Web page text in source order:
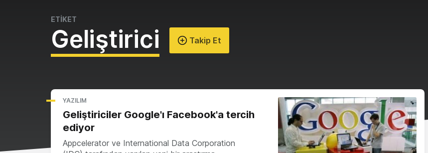
ETİKET
Geliştirici Takip Et
YAZILIM
Geliştiriciler Google'ı Facebook'a tercih
ediyor
Appcelerator ve International Data Corporation